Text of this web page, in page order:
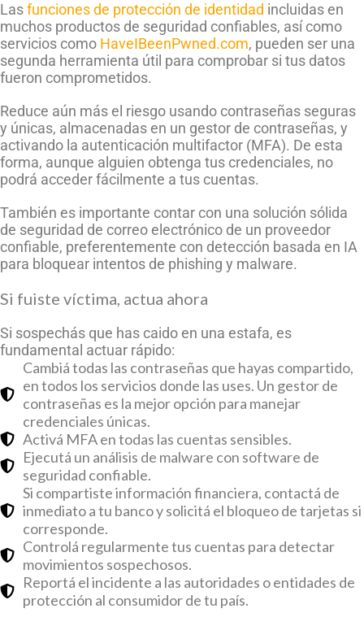
Lasfunciones de protección de identidad incluidas en
muchos productos de seguridad confiables, así como
servicios como HaveIBeenPwned.com, pueden ser una
segunda herramienta útil para comprobar si tus datos
fueron comprometidos.
Reduce aún más el riesgo usando contraseñas seguras
y únicas, almacenadas en un gestor de contraseñas, y
activando la autenticación multifactor (MFA). De esta
forma, aunque alguien obtenga tus credenciales, no
podrá acceder fácilmente a tus cuentas.
También es importante contar con una solución sólida
de seguridad de correo electrónico de un proveedor
confiable, preferentemente con detección basada en IA
para bloquear intentos de phishing y malware.
Si fuiste víctima, actua ahora
Si sospechás que has caido en una estafa, es
fundamental actuar rápido:
Cambiá todas las contraseñas que hayas compartido,
en todos los servicios donde las uses. Un gestor de
contraseñas es la mejor opción para manejar
credenciales únicas.
Activá MFA en todas las cuentas sensibles.
Ejecutá un análisis de malware con software de
seguridad confiable.
Si compartiste información financiera, contactá de
inmediato a tu banco y solicitá el bloqueo de tarjetas si
corresponde.
Controlá regularmente tus cuentas para detectar
movimientos sospechosos.
Reportá el incidente a las autoridades o entidades de
protección al consumidor de tu país.